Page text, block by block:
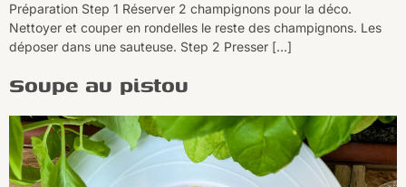
Préparation Step 1 Réserver 2 champignons pour la déco.
Nettoyer et couper en rondelles le reste des champignons. Les
déposer dans une sauteuse. Step 2 Presser […]
Soupe au pistou